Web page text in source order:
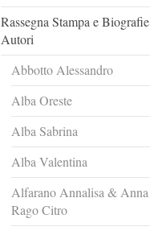
Rassegna Stampa e Biografie
Autori
Abbotto Alessandro
Alba Oreste
Alba Sabrina
Alba Valentina
Alfarano Annalisa & Anna
Rago Citro